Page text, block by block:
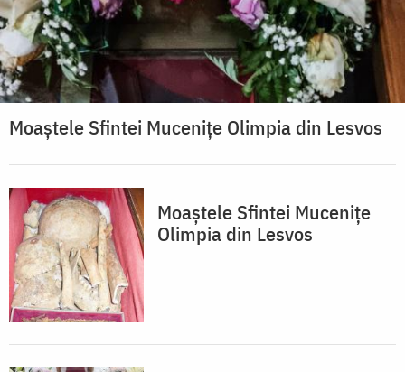
Moaștele Sfintei Mucenițe Olimpia din Lesvos
Moaștele Sfintei Mucenițe
Olimpia din Lesvos